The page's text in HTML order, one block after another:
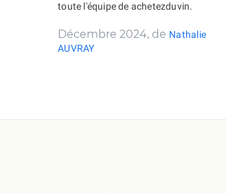
toute l'équipe de achetezduvin.
Décembre 2024, de Nathalie
AUVRAY